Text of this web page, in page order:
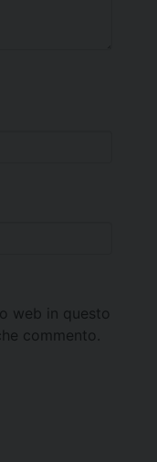
web in questo
commento.